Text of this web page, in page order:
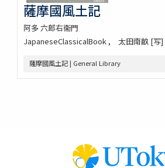
薩摩國風土記
阿多 六郎右衞門
JapaneseClassicalBook
太田南畝 [写]
薩摩國風土記 | General Library